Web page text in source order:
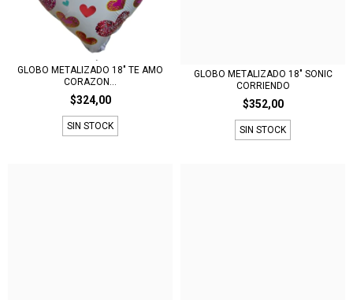
GLOBO METALIZADO 18" TE AMO
CORAZON...
$324,00
SIN STOCK
GLOBO METALIZADO 18" SONIC
CORRIENDO
$352,00
SIN STOCK